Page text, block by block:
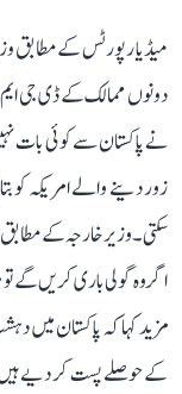
میڈیا رپورٹس کے مطابق
دونوں ممالک کے ڈی جی
نے پاکستان سے کوئی بات
زور دینے والے امریکہ
سکتی۔ وزیر خارجہ کے مطابق
اگر وہ گولی باری کریں گے
مزید کہا کہ پاکستان میں
کے حوصلے پست کر دیے